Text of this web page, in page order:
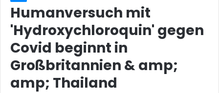
Humanversuch mit
'Hydroxychloroquin' gegen
Covid beginnt in
Großbritannien & amp;
amp; Thailand